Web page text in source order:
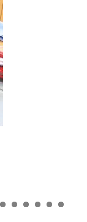
1 2 3 4 5 6